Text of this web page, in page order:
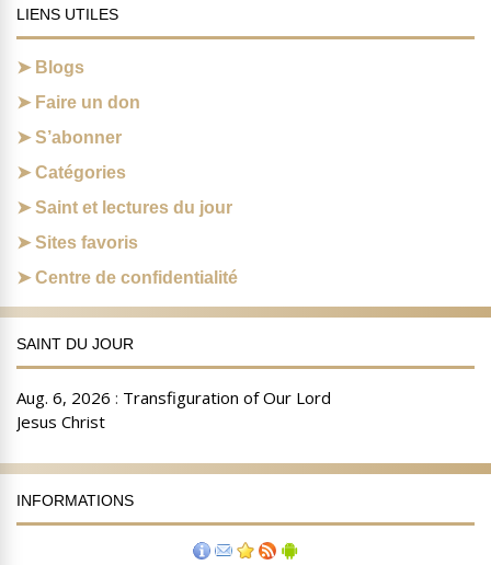
LIENS UTILES
Blogs
Faire un don
S’abonner
Catégories
Saint et lectures du jour
Sites favoris
Centre de confidentialité
SAINT DU JOUR
INFORMATIONS